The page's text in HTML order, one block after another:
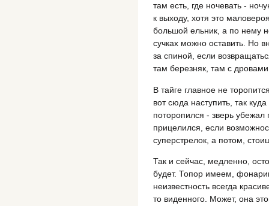
там есть, где ночевать -
к выходу, хотя это
большой ельник, а по нему
сучках можно оставить. Но
за спиной, если
там березняк, там с дровами
В тайге главное не
вот сюда наступить, так
поторопился - зверь
прицелился, если
суперстрелок, а потом,
Так и сейчас, медленно,
будет. Топор имеем,
неизвестность всегда
то виденного. Может, она